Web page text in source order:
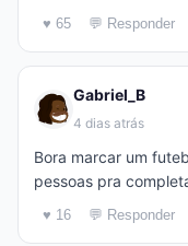
♥ 65 💬 Responder
Gabriel_B
4 dias atrás
Bora marcar um
pessoas pra
♥ 16 💬 Responder